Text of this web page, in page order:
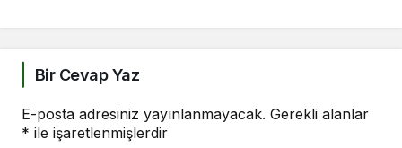
Bir Cevap Yaz
E-posta adresiniz yayınlanmayacak. Gerekli alanlar
* ile işaretlenmişlerdir